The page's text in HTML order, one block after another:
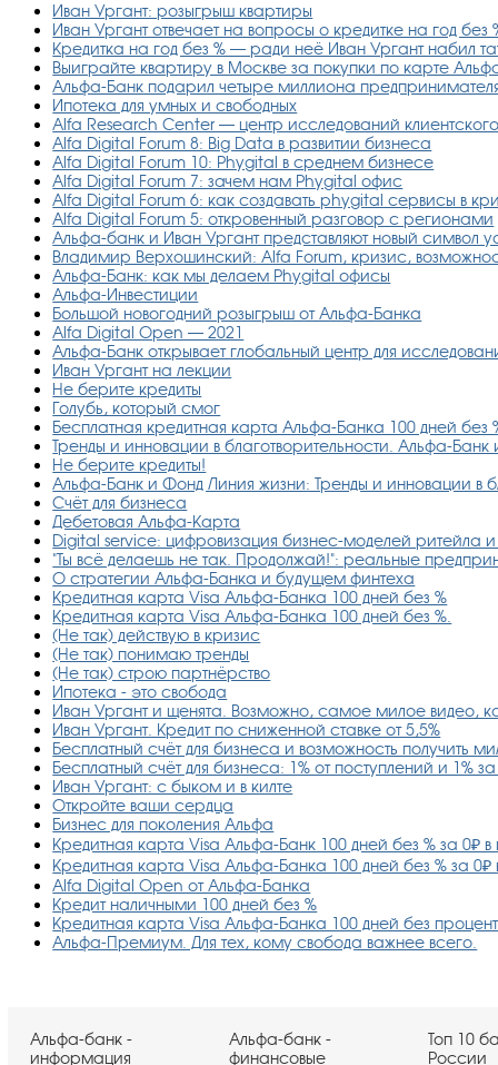
Иван Ургант: розыгрыш квартиры
Иван Ургант отвечает на вопросы о кредитке на год без
Кредитка на год без % — ради неё Иван Ургант набил
Выиграйте квартиру в Москве за покупки по карте
Альфа-Банк подарил четыре миллиона
Ипотека для умных и свободных
Alfa Research Center — центр исследований
Alfa Digital Forum 8: Big Data в развитии бизнеса
Alfa Digital Forum 10: Phygital в среднем бизнесе
Alfa Digital Forum 7: зачем нам Phygital офис
Alfa Digital Forum 6: как создавать phygital сервисы в
Alfa Digital Forum 5: откровенный разговор с регионами
Альфа-банк и Иван Ургант представляют новый символ
Владимир Верхошинский: Alfa Forum, кризис,
Альфа-Банк: как мы делаем Phygital офисы
Альфа-Инвестиции
Большой новогодний розыгрыш от Альфа-Банка
Alfa Digital Open — 2021
Альфа-Банк открывает глобальный центр для
Иван Ургант на лекции
Не берите кредиты
Голубь, который смог
Бесплатная кредитная карта Альфа-Банка 100 дней без
Тренды и инновации в благотворительности. Альфа-
Не берите кредиты!
Альфа-Банк и Фонд Линия жизни: Тренды и инновации в
Счёт для бизнеса
Дебетовая Альфа-Карта
Digital service: цифровизация бизнес-моделей ритейла
"Ты всё делаешь не так. Продолжай!": реальные
О стратегии Альфа-Банка и будущем финтеха
Кредитная карта Visa Альфа-Банка 100 дней без %
Кредитная карта Visa Альфа-Банка 100 дней без %.
(Не так) действую в кризис
(Не так) понимаю тренды
(Не так) строю партнёрство
Ипотека - это свобода
Иван Ургант и щенята. Возможно, самое милое видео,
Иван Ургант. Кредит по сниженной ставке от 5,5%
Бесплатный счёт для бизнеса и возможность получить
Бесплатный счёт для бизнеса: 1% от поступлений и 1%
Иван Ургант: с быком и в килте
Откройте ваши сердца
Бизнес для поколения Альфа
Кредитная карта Visa Альфа-Банк 100 дней без % за 0₽
Кредитная карта Visa Альфа-Банка 100 дней без % за
Alfa Digital Open от Альфа-Банка
Кредит наличными 100 дней без %
Кредитная карта Visa Альфа-Банка 100 дней без
Альфа-Премиум. Для тех, кому свобода важнее всего.
Альфа-банк -
информация
Альфа-банк -
финансовые
Топ 10
России